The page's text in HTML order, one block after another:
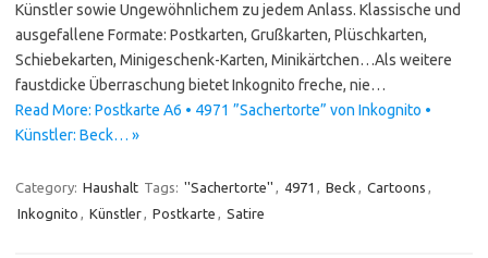
Künstler sowie Ungewöhnlichem zu jedem Anlass. Klassische und
ausgefallene Formate: Postkarten, Grußkarten, Plüschkarten,
Schiebekarten, Minigeschenk-Karten, Minikärtchen…Als weitere
faustdicke Überraschung bietet Inkognito freche, nie…
Read More: Postkarte A6 • 4971 ”Sachertorte” von Inkognito •
Künstler: Beck… »
Category: Haushalt Tags: ''Sachertorte'' , 4971 , Beck , Cartoons ,
Inkognito , Künstler, Postkarte , Satire